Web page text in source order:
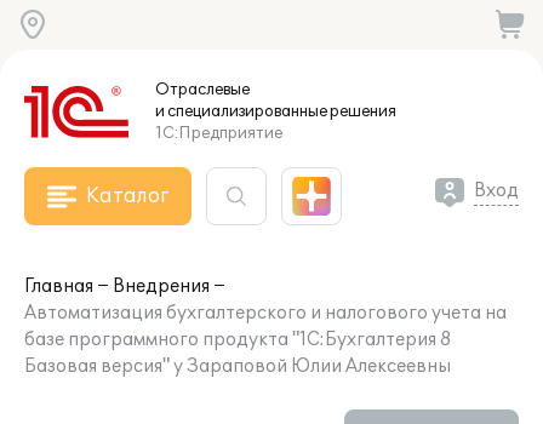
Отраслевые
и специализированныерешения
1С:Предприятие
Каталог Вход
Главная
Внедрения
Автоматизация бухгалтерского и налогового учета на
базе программного продукта "1С:Бухгалтерия 8
Базовая версия" у Зараповой Юлии Алексеевны